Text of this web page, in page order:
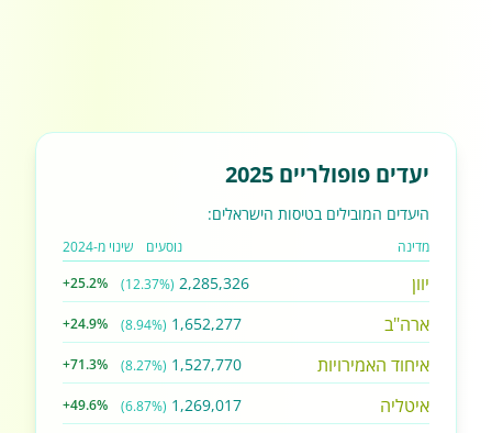
יעדים פופולריים 2025
היעדים המובילים בטיסות הישראלים:
מדינה נוסעים שינוי מ-2024
יוון 2,285,326
(12.37%)
+25.2%
ארה"ב 1,652,277
(8.94%)
+24.9%
איחוד האמירויות 1,527,770
(8.27%)
+71.3%
איטליה 1,269,017
(6.87%)
+49.6%